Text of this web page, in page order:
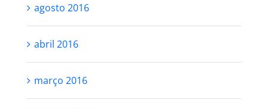
agosto 2016
abril 2016
março 2016